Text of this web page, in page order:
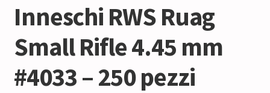
Inneschi RWS Ruag
Small Rifle 4.45 mm
#4033 – 250 pezzi